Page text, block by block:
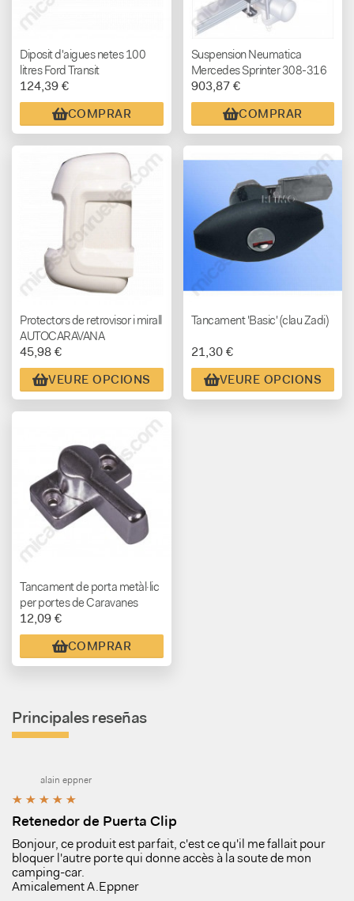
Diposit d'aigues netes 100
litres Ford Transit
124,39 €
COMPRAR
Suspension Neumatica
Mercedes Sprinter 308-316
1996 - 2006 KIT BASIC
903,87 €
COMPRAR
Protectors de retrovisor i mirall
AUTOCARAVANA
45,98 €
VEURE OPCIONS
Tancament 'Basic' (clau Zadi)
21,30 €
VEURE OPCIONS
Tancament de porta metàl·lic
per portes de Caravanes
12,09 €
COMPRAR
Principales reseñas
alain eppner
Retenedor de Puerta Clip
Bonjour, ce produit est parfait, c'est ce qu'il me fallait pour
bloquer l'autre porte qui donne accès à la soute de mon
camping-car.
Amicalement A.Eppner